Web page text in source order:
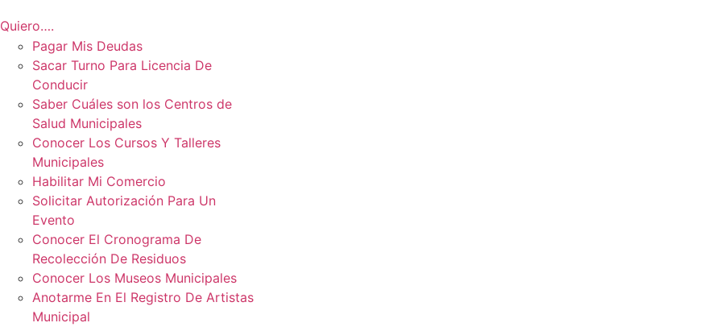
Quiero….
Pagar Mis Deudas
Sacar Turno Para Licencia De
Conducir
Saber Cuáles son los Centros de
Salud Municipales
Conocer Los Cursos Y Talleres
Municipales
Habilitar Mi Comercio
Solicitar Autorización Para Un
Evento
Conocer El Cronograma De
Recolección De Residuos
Conocer Los Museos Municipales
Anotarme En El Registro De Artistas
Municipal